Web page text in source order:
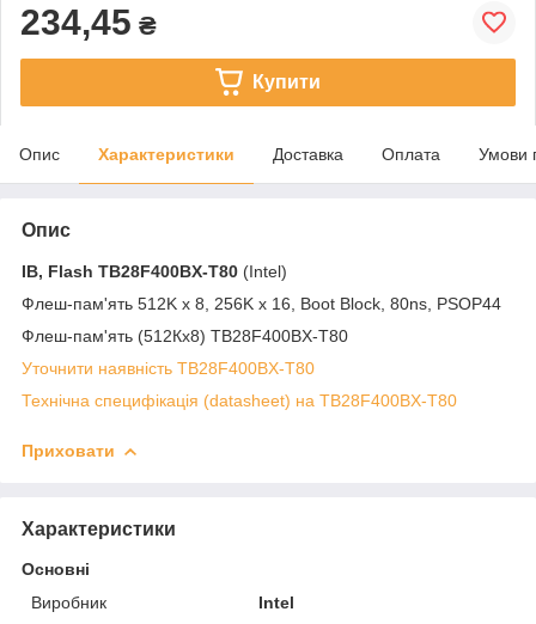
234,45 ₴
Купити
Опис Характеристики Доставка Оплата Умови
Опис
ІВ, Flash TB28F400BX-T80 (Intel)
Флеш-пам'ять 512K х 8, 256K x 16, Boot Block, 80ns, PSOP44
Флеш-пам'ять (512Кх8) TB28F400BX-T80
Уточнити наявність TB28F400BX-T80
Технічна специфікація (datasheet) на TB28F400BX-T80
Приховати
Характеристики
Основні
Виробник
Intel